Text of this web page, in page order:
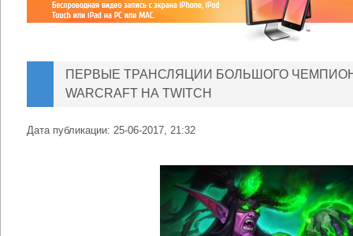
ПЕРВЫЕ ТРАНСЛЯЦИИ БОЛЬШОГО
WARCRAFT НА TWITCH
Дата публикации: 25-06-2017, 21:32